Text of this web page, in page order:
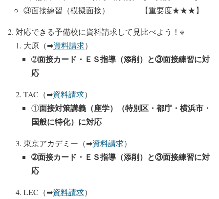
③面接練習（模擬面接） 【重要度★★★】
対応できる予備校に資料請求して見比べよう！※
大原（➡資料請求）
➁面接カード・ＥＳ指導（添削）と③面接練習に対
応
TAC（➡資料請求）
①面接対策講義（座学）（特別区・都庁・横浜市・
国般に特化）に対応
東京アカデミー（➡資料請求）
➁面接カード・ＥＳ指導（添削）と③面接練習に対
応
LEC（➡資料請求）